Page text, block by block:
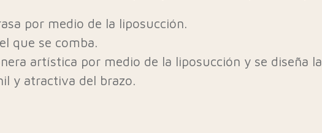
por medio de la liposucción.
que se comba.
artística por medio de la liposucción y se diseña
y atractiva del brazo.